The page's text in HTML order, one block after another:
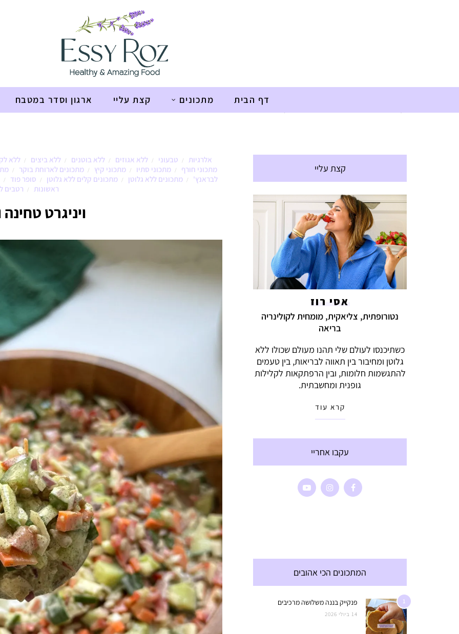
דף הבית מתכונים קצת עליי ארגון וסדר במטבח
אלרגיות / טבעוני / ללא אגוזים / ללא בוטנים / ללא ביצים /
ללא
מתכוני חורף
/ מתכוני סתיו / מתכוני קיץ / מתכונים לארוחת בוקר /
לבראנץ'
/ מתכונים ללא גלוטן / מתכונים קלים ללא גלוטן / סופר פוד /
ראשונות / רטבים
ויניגרט
קצת עליי
אסי רוז
נטורופתית, צליאקית, מומחית לקולינריה
בריאה
כשתיכנסו לעולם שלי תהנו מעולם שכולו ללא
גלוטן ומחיבור בין תאווה לבריאות, בין טעמים
להתגשמות חלומות, ובין הרפתקאות לקלילות
גופנית ומחשבתית.
קרא עוד
עקבו אחריי
המתכונים הכי אהובים
1 פנקייק בננה משלושה מרכיבים
14 ביולי 2026